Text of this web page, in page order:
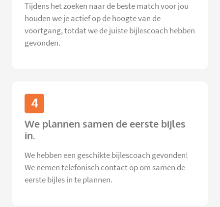
Tijdens het zoeken naar de beste match voor jou
houden we je actief op de hoogte van de
voortgang, totdat we de juiste bijlescoach hebben
gevonden.
4
We plannen samen de eerste bijles
in.
We hebben een geschikte bijlescoach gevonden!
We nemen telefonisch contact op om samen de
eerste bijles in te plannen.